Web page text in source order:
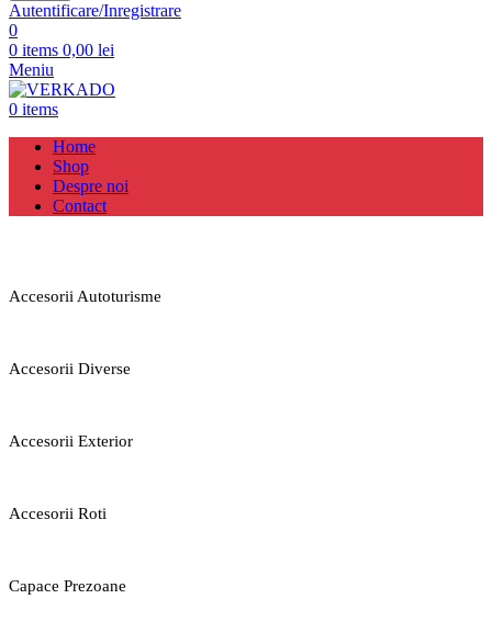
Autentificare/Inregistrare
0
0 items 0,00 lei
Meniu
0 items
Home
Shop
Despre noi
Contact
Accesorii Autoturisme
Accesorii Diverse
Accesorii Exterior
Accesorii Roti
Capace Prezoane